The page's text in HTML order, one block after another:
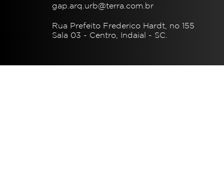
gap.arq.urb@terra.com.br
Rua Prefeito Frederico Hardt, no 155
Sala 03 - Centro, Indaial - SC.